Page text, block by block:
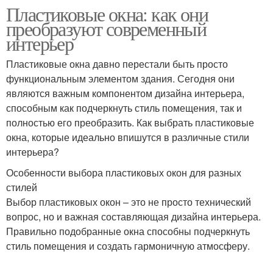
Пластиковые окна: как они
преобразуют современный
интерьер
Пластиковые окна давно перестали быть просто
функциональным элементом здания. Сегодня они
являются важным компонентом дизайна интерьера,
способным как подчеркнуть стиль помещения, так и
полностью его преобразить. Как выбрать пластиковые
окна, которые идеально впишутся в различные стили
интерьера?
Особенности выбора пластиковых окон для разных
стилей
Выбор пластиковых окон – это не просто технический
вопрос, но и важная составляющая дизайна интерьера.
Правильно подобранные окна способны подчеркнуть
стиль помещения и создать гармоничную атмосферу.